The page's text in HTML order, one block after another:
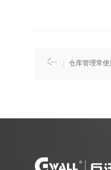
仓库管理常